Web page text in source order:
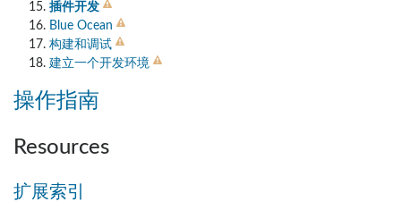
插件开发
Blue Ocean
构建和调试
建立一个开发环境
操作指南
Resources
扩展索引